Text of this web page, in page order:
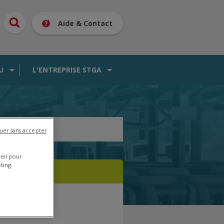
Aide & Contact
L'ENTREPRISE STGA
pour
sans accepter